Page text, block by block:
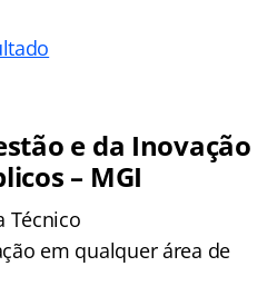
e da Inovação
– MGI
Técnico
em qualquer área de